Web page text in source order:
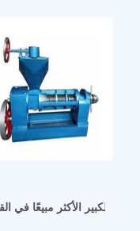
الفول السوداني دامان / من
الكبير الأكثر مبيعًا في